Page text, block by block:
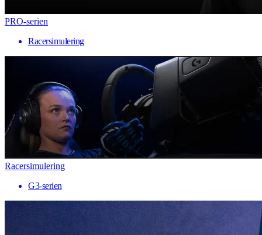
PRO-serien
Racersimulering
Racersimulering
G3-serien